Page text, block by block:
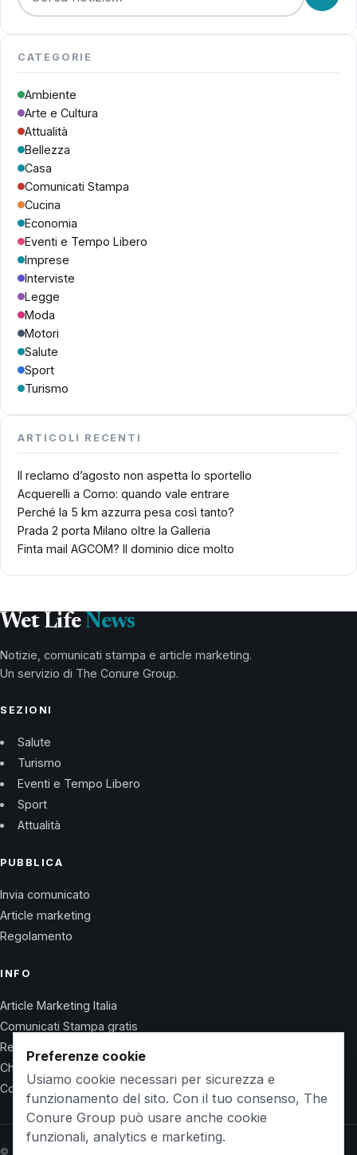
CATEGORIE
Ambiente
Arte e Cultura
Attualità
Bellezza
Casa
Comunicati Stampa
Cucina
Economia
Eventi e Tempo Libero
Imprese
Interviste
Legge
Moda
Motori
Salute
Sport
Turismo
ARTICOLI RECENTI
Il reclamo d’agosto non aspetta lo sportello
Acquerelli a Como: quando vale entrare
Perché la 5 km azzurra pesa così tanto?
Prada 2 porta Milano oltre la Galleria
Finta mail AGCOM? Il dominio dice molto
Wet Life News
Notizie, comunicati stampa e article marketing.
Un servizio di The Conure Group.
SEZIONI
Salute
Turismo
Eventi e Tempo Libero
Sport
Attualità
PUBBLICA
Invia comunicato
Article marketing
Regolamento
INFO
Article Marketing Italia
Comunicati Stampa gratis
Regolamento
Chi Siamo
Contatti
© 2026 Wet Life News · The Conure Group
Preferenze cookie
Usiamo cookie necessari per sicurezza e
funzionamento del sito. Con il tuo consenso, The
Conure Group può usare anche cookie
funzionali, analytics e marketing.